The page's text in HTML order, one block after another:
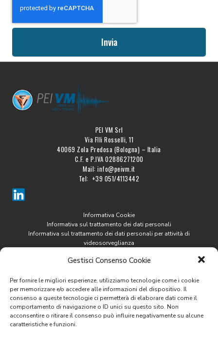
Gestisci Consenso Cookie
Per fornire le migliori esperienze, utilizziamo tecnologie come i cookie
per memorizzare e/o accedere alle informazioni del dispositivo. Il
consenso a queste tecnologie ci permetterà di elaborare dati come il
comportamento di navigazione o ID unici su questo sito. Non
acconsentire o ritirare il consenso può influire negativamente su alcune
caratteristiche e funzioni.
Invia
PEI VM Srl
Via Flli Rosselli, 11
40069 Zola Predosa (Bologna) – Italia
C.F. e P.IVA 02886271200
Mail: info@peivm.it
Tel: +39 051/4113442
Informativa Cookie
Informativa sul trattamento dei dati personali
Informativa sul trattamento dei dati personali per attività di
videosorveglianza
MONITORING